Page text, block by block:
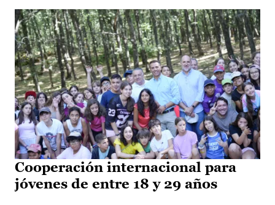
Cooperación internacional para
jóvenes de entre 18 y 29 años